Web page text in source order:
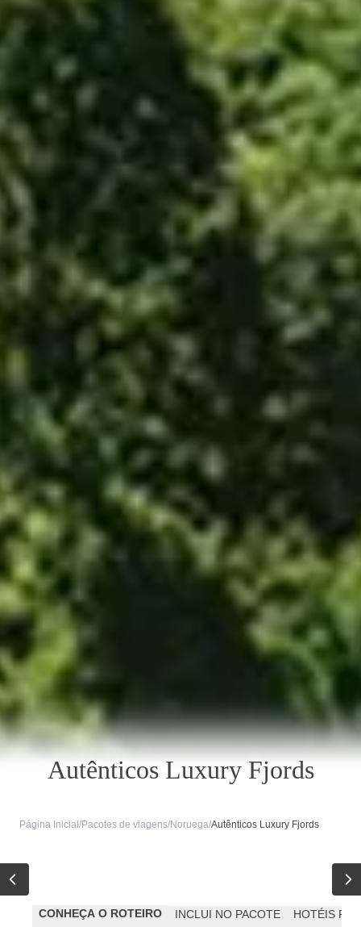
Autênticos Luxury Fjords
Página Inicial /Pacotes de viagens/Noruega/Autênticos Luxury Fjords
CONHEÇA O ROTEIRO INCLUI NO PACOTE HOTÉIS